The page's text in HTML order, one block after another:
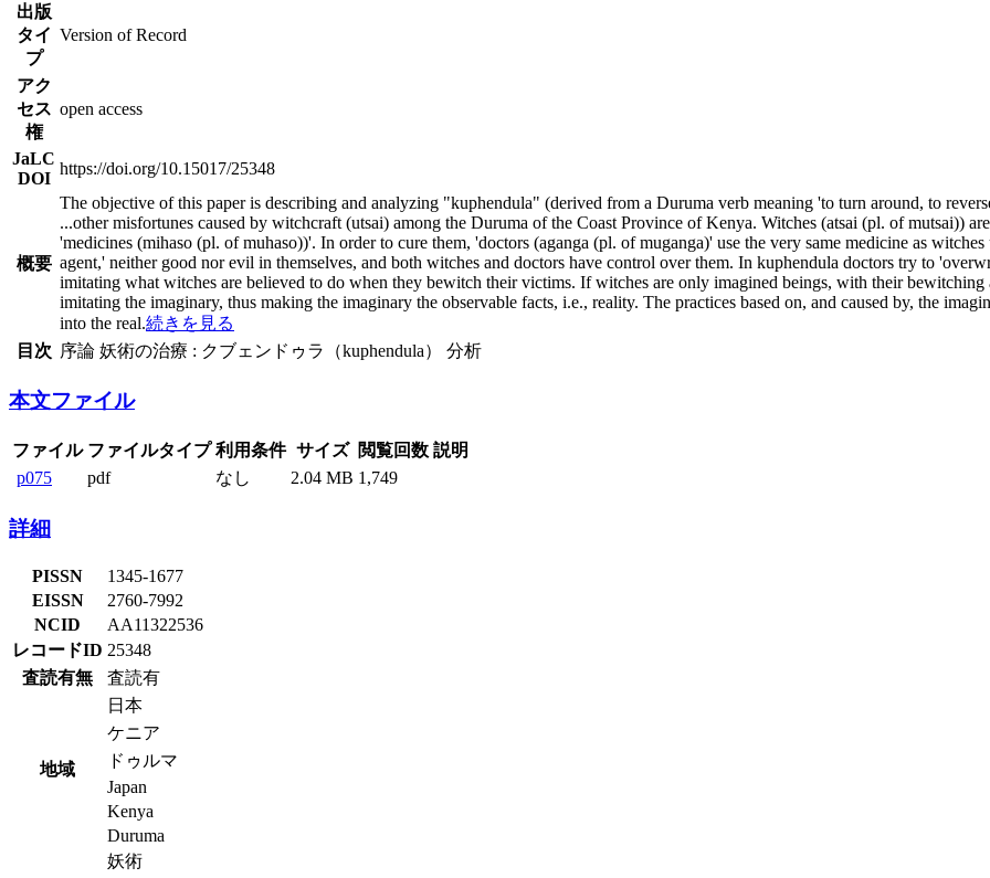
出版
タイ
プ
Version of Record
アク
セス
権
open access
JaLC
DOI
https://doi.org/10.15017/25348
概要
The objective of this paper is describing and analyzing "kuphendula" (derived from a Duruma verb meaning 'to turn around, to
...other misfortunes caused by witchcraft (utsai) among the Duruma of the Coast Province of Kenya. Witches (atsai (pl. of mutsai))
'medicines (mihaso (pl. of muhaso))'. In order to cure them, 'doctors (aganga (pl. of muganga)' use the very same medicine as
agent,' neither good nor evil in themselves, and both witches and doctors have control over them. In kuphendula doctors try to
imitating what witches are believed to do when they bewitch their victims. If witches are only imagined beings, with their
imitating the imaginary, thus making the imaginary the observable facts, i.e., reality. The practices based on, and caused by, the
into the real.続きを見る
目次 序論 妖術の治療 : クブェンドゥラ（kuphendula） 分析
本文ファイル
ファイル ファイルタイプ 利用条件 サイズ 閲覧回数 説明
p075
pdf なし 2.04 MB 1,749
詳細
PISSN
1345-1677
EISSN
2760-7992
NCID
AA11322536
レコードID 25348
査読有無
査読有
地域
日本
ケニア
ドゥルマ
Japan
Kenya
Duruma
妖術